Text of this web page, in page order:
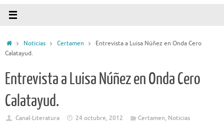
InicioNoticias Certamen
Entrevista a Luisa Núñez en Onda Cero
Calatayud.
Entrevista a Luisa Núñez en Onda Cero
Calatayud.
Canal-Literatura 24 octubre, 2012 Certamen, Noticias